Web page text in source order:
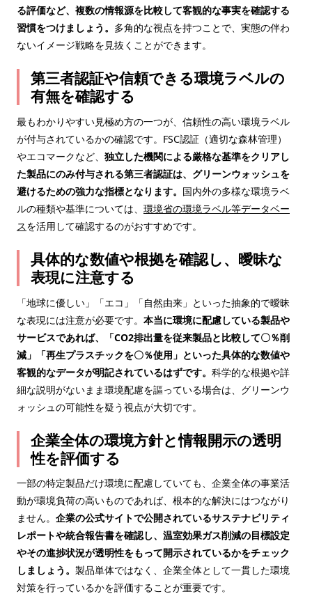
る評価など、複数の情報源を比較して客観的な事実を確認する
習慣をつけましょう。 多角的な視点を持つことで、実態の伴わ
ないイメージ戦略を見抜くことができます。
第三者認証や信頼できる環境ラベルの
有無を確認する
最もわかりやすい見極め方の一つが、信頼性の高い環境ラベル
が付与されているかの確認です。FSC認証（適切な森林管理）
やエコマークなど、 独立した機関による厳格な基準をクリアし
た製品にのみ付与される第三者認証は、グリーンウォッシュを
避けるための強力な指標となります。 国内外の多様な環境ラベ
ルの種類や基準については、 環境省の環境ラベル等データベー
スを活用して確認するのがおすすめです。
具体的な数値や根拠を確認し、曖昧な
表現に注意する
「地球に優しい」「エコ」「自然由来」といった抽象的で曖昧
な表現には注意が必要です。 本当に環境に配慮している製品や
サービスであれば、「CO2排出量を従来製品と比較して〇％削
減」「再生プラスチックを〇％使用」といった具体的な数値や
客観的なデータが明記されているはずです。 科学的な根拠や詳
細な説明がないまま環境配慮を謳っている場合は、グリーンウ
ォッシュの可能性を疑う視点が大切です。
企業全体の環境方針と情報開示の透明
性を評価する
一部の特定製品だけ環境に配慮していても、企業全体の事業活
動が環境負荷の高いものであれば、根本的な解決にはつながり
ません。 企業の公式サイトで公開されているサステナビリティ
レポートや統合報告書を確認し、温室効果ガス削減の目標設定
やその進捗状況が透明性をもって開示されているかをチェック
しましょう。 製品単体ではなく、企業全体として一貫した環境
対策を行っているかを評価することが重要です。